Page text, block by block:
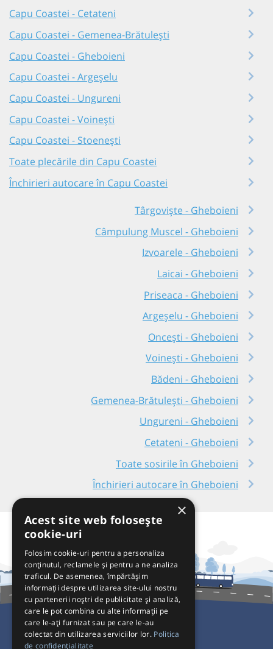
Capu Coastei - Cetateni
Capu Coastei - Gemenea-Brătulești
Capu Coastei - Gheboieni
Capu Coastei - Argeșelu
Capu Coastei - Ungureni
Capu Coastei - Voinești
Capu Coastei - Stoenești
Toate plecările din Capu Coastei
Închirieri autocare în Capu Coastei
Târgoviște - Gheboieni
Câmpulung Muscel - Gheboieni
Izvoarele - Gheboieni
Laicai - Gheboieni
Priseaca - Gheboieni
Argeșelu - Gheboieni
Oncești - Gheboieni
Voinești - Gheboieni
Bădeni - Gheboieni
Gemenea-Brătulești - Gheboieni
Ungureni - Gheboieni
Cetateni - Gheboieni
Toate sosirile în Gheboieni
Închirieri autocare în Gheboieni
Pentru Călători
×
Acest site web folosește
cookie-uri
Folosim cookie-uri pentru a personaliza
conținutul, reclamele și pentru a ne analiza
traficul. De asemenea, împărtășim
informații despre utilizarea site-ului nostru
cu partenerii noștri de publicitate și analiză,
care le pot combina cu alte informații pe
care le-ați furnizat sau pe care le-au
colectat din utilizarea serviciilor lor. Politica
de confidențialitate